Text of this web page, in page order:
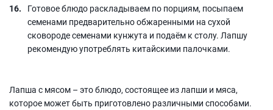
Готовое блюдо раскладываем по порциям, посыпаем
семенами предварительно обжаренными на сухой
сковороде семенами кунжута и подаём к столу. Лапшу
рекомендую употреблять китайскими палочками.
Лапша с мясом – это блюдо, состоящее из лапши и мяса,
которое может быть приготовлено различными способами.